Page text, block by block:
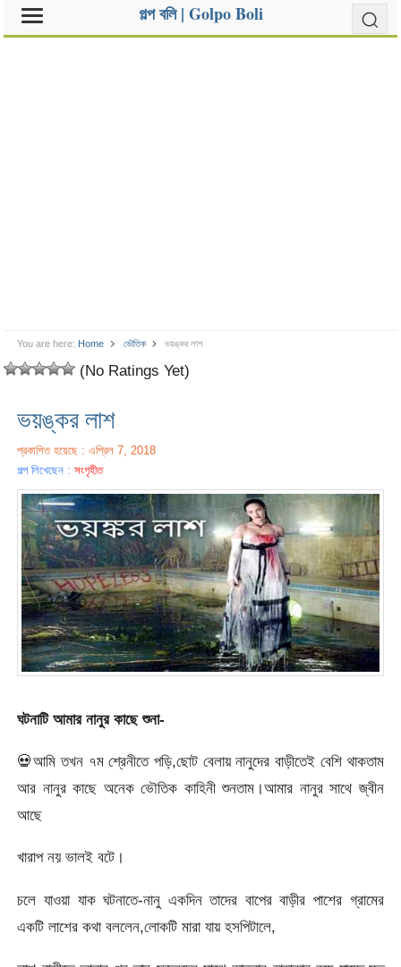
গল্প বলি | Golpo Boli
You are here: Home ভৌতিক ভয়ঙ্কর লাশ
(No Ratings Yet)
ভয়ঙ্কর লাশ
প্রকাশিত হয়েছে : এপ্রিল 7, 2018
গল্প লিখেছেন :সংগৃহীত
ঘটনাটি আমার নানুর কাছে শুনা-
💀আমি তখন ৭ম শ্রেনীতে পড়ি,ছোট বেলায় নানুদের বাড়ীতেই বেশি থাকতাম
আর নানুর কাছে অনেক ভৌতিক কাহিনী শুনতাম।আমার নানুর সাথে জ্বীন
আছে
খারাপ নয় ভালই বটে।
চলে যাওয়া যাক ঘটনাতে-নানু একদিন তাদের বাপের বাড়ীর পাশের গ্রামের
একটি লাশের কথা বললেন,লোকটি মারা যায় হসপিটালে,